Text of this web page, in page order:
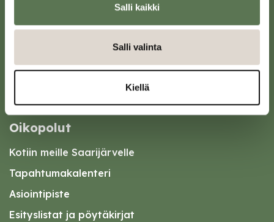
Salli kaikki
Salli valinta
Kiellä
Karttapalvelu
Oikopolut
Kotiin meille Saarijärvelle
Tapahtumakalenteri
Asiointipiste
Esityslistat ja pöytäkirjat